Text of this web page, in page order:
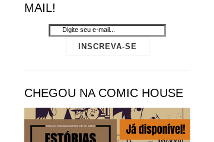
MAIL!
CHEGOU NA COMIC HOUSE